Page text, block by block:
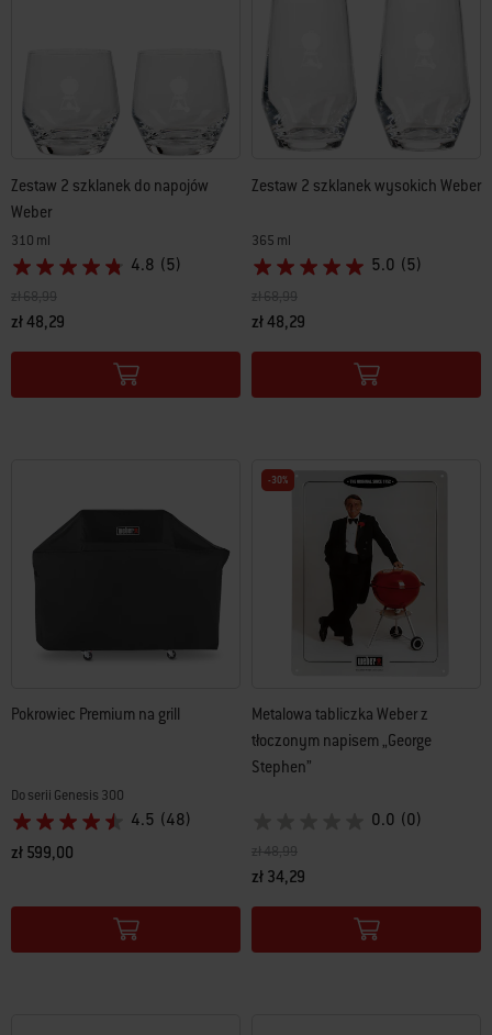
Zestaw 2 szklanek do napojów
Weber
310 ml
4.8 (5)
Cena obniżona z
zł 68,99na
zł 48,29
Color Options
Zestaw 2 szklanek wysokich Weber
365 ml
5.0 (5)
Cena obniżona z
zł 68,99na
zł 48,29
Color Options
Pokrowiec Premium na grill
Do serii Genesis 300
4.5 (48)
zł 599,00
Color Options
-30%
Metalowa tabliczka Weber z
tłoczonym napisem „George
Stephen”
0.0 (0)
Cena obniżona z
zł 48,99na
zł 34,29
Color Options